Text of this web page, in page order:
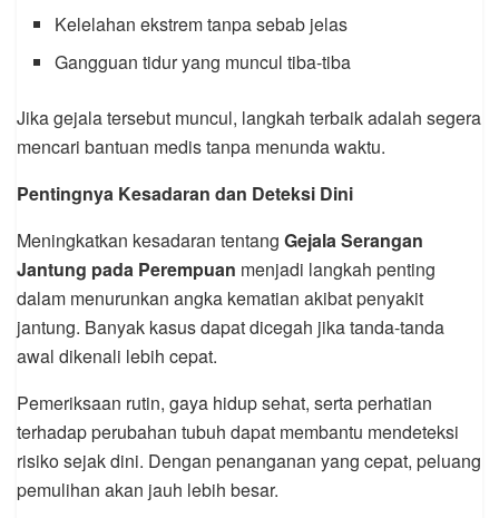
Kelelahan ekstrem tanpa sebab jelas
Gangguan tidur yang muncul tiba-tiba
Jika gejala tersebut muncul, langkah terbaik adalah segera
mencari bantuan medis tanpa menunda waktu.
Pentingnya Kesadaran dan Deteksi Dini
Meningkatkan kesadaran tentang Gejala Serangan
Jantung pada Perempuan menjadi langkah penting
dalam menurunkan angka kematian akibat penyakit
jantung. Banyak kasus dapat dicegah jika tanda-tanda
awal dikenali lebih cepat.
Pemeriksaan rutin, gaya hidup sehat, serta perhatian
terhadap perubahan tubuh dapat membantu mendeteksi
risiko sejak dini. Dengan penanganan yang cepat, peluang
pemulihan akan jauh lebih besar.